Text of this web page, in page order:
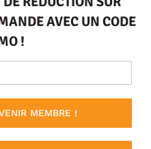
AVEC UN CODE
!
MEMBRE !